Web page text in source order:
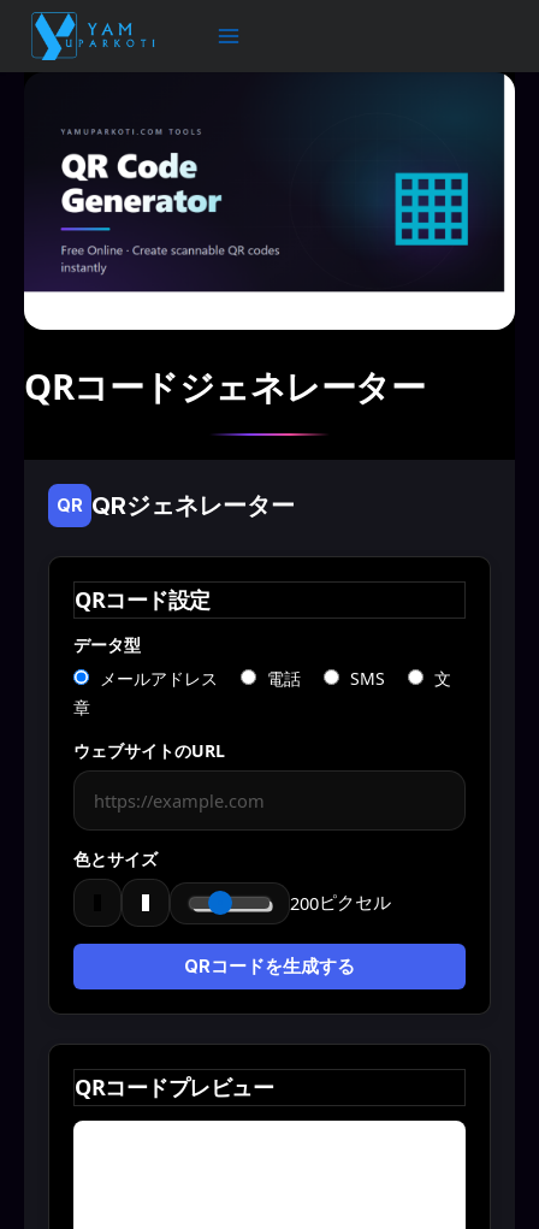
を
QRコードジェネレーター
QR QRジェネレーター
QRコード設定
データ型
メールアドレス
電話 SMS
文
章
ウェブサイトのURL
色とサイズ
200ピクセル
QRコードを生成する
QRコードプレビュー